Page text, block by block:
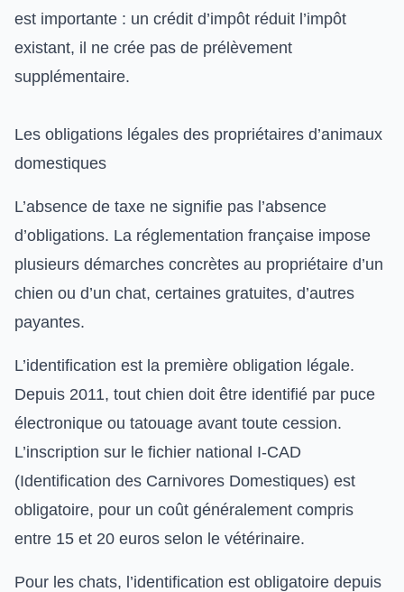
est importante : un crédit d’impôt réduit l’impôt
existant, il ne crée pas de prélèvement
supplémentaire.
Les obligations légales des propriétaires d’animaux
domestiques
L’absence de taxe ne signifie pas l’absence
d’obligations. La réglementation française impose
plusieurs démarches concrètes au propriétaire d’un
chien ou d’un chat, certaines gratuites, d’autres
payantes.
L’identification est la première obligation légale.
Depuis 2011, tout chien doit être identifié par puce
électronique ou tatouage avant toute cession.
L’inscription sur le fichier national I-CAD
(Identification des Carnivores Domestiques) est
obligatoire, pour un coût généralement compris
entre 15 et 20 euros selon le vétérinaire.
Pour les chats, l’identification est obligatoire depuis